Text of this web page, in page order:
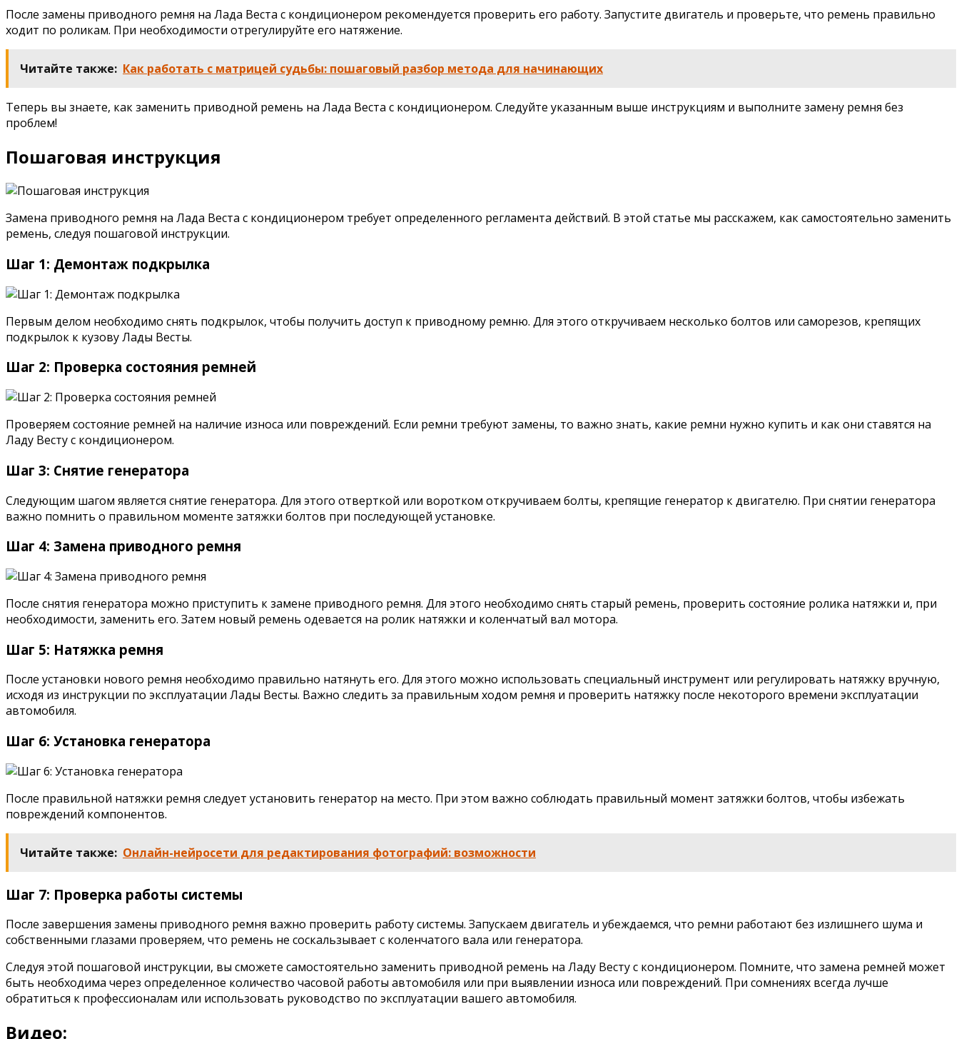
После замены приводного ремня на Лада Веста с кондиционером рекомендуется проверить его работу. Запустите двигатель и проверьте, что ремень правильно
ходит по роликам. При необходимости отрегулируйте его натяжение.
Читайте также: Как работать с матрицей судьбы: пошаговый разбор метода для начинающих
Теперь вы знаете, как заменить приводной ремень на Лада Веста с кондиционером. Следуйте указанным выше инструкциям и выполните замену ремня без
проблем!
Пошаговая инструкция
Замена приводного ремня на Лада Веста с кондиционером требует определенного регламента действий. В этой статье мы расскажем, как самостоятельно заменить
ремень, следуя пошаговой инструкции.
Шаг 1: Демонтаж подкрылка
Первым делом необходимо снять подкрылок, чтобы получить доступ к приводному ремню. Для этого откручиваем несколько болтов или саморезов, крепящих
подкрылок к кузову Лады Весты.
Шаг 2: Проверка состояния ремней
Проверяем состояние ремней на наличие износа или повреждений. Если ремни требуют замены, то важно знать, какие ремни нужно купить и как они ставятся на
Ладу Весту с кондиционером.
Шаг 3: Снятие генератора
Следующим шагом является снятие генератора. Для этого отверткой или воротком откручиваем болты, крепящие генератор к двигателю. При снятии генератора
важно помнить о правильном моменте затяжки болтов при последующей установке.
Шаг 4: Замена приводного ремня
После снятия генератора можно приступить к замене приводного ремня. Для этого необходимо снять старый ремень, проверить состояние ролика натяжки и, при
необходимости, заменить его. Затем новый ремень одевается на ролик натяжки и коленчатый вал мотора.
Шаг 5: Натяжка ремня
После установки нового ремня необходимо правильно натянуть его. Для этого можно использовать специальный инструмент или регулировать натяжку вручную,
исходя из инструкции по эксплуатации Лады Весты. Важно следить за правильным ходом ремня и проверить натяжку после некоторого времени эксплуатации
автомобиля.
Шаг 6: Установка генератора
После правильной натяжки ремня следует установить генератор на место. При этом важно соблюдать правильный момент затяжки болтов, чтобы избежать
повреждений компонентов.
Читайте также: Онлайн-нейросети для редактирования фотографий: возможности
Шаг 7: Проверка работы системы
После завершения замены приводного ремня важно проверить работу системы. Запускаем двигатель и убеждаемся, что ремни работают без излишнего шума и
собственными глазами проверяем, что ремень не соскальзывает с коленчатого вала или генератора.
Следуя этой пошаговой инструкции, вы сможете самостоятельно заменить приводной ремень на Ладу Весту с кондиционером. Помните, что замена ремней может
быть необходима через определенное количество часовой работы автомобиля или при выявлении износа или повреждений. При сомнениях всегда лучше
обратиться к профессионалам или использовать руководство по эксплуатации вашего автомобиля.
Видео: